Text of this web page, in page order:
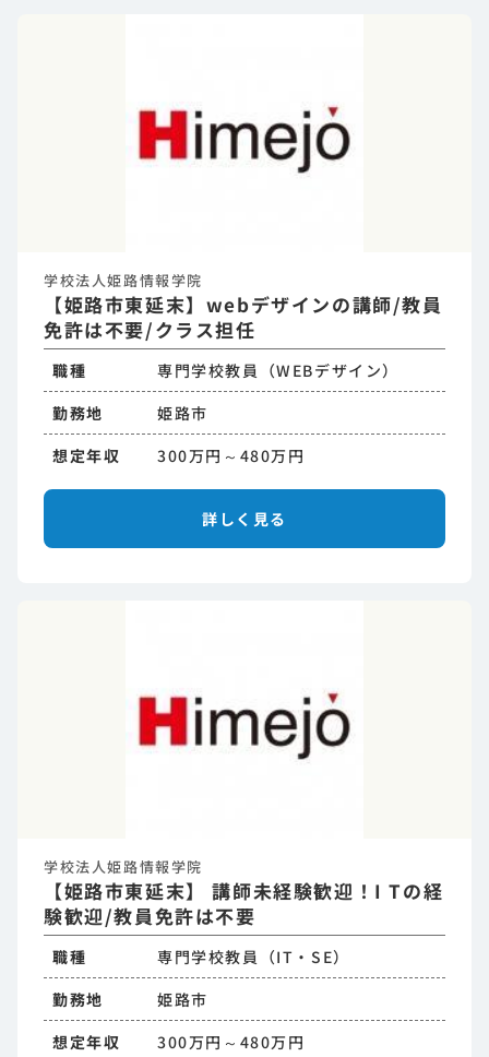
学校法人姫路情報学院
【姫路市東延末】webデザインの講師/教員
免許は不要/クラス担任
職種
専門学校教員（WEBデザイン）
勤務地
姫路市
想定年収
300万円～480万円
詳しく見る
学校法人姫路情報学院
【姫路市東延末】 講師未経験歓迎！I Tの経
験歓迎/教員免許は不要
職種
専門学校教員（IT・SE）
勤務地
姫路市
想定年収
300万円～480万円